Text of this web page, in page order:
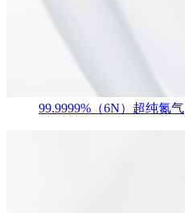
99.9999%（6N）超纯氮气